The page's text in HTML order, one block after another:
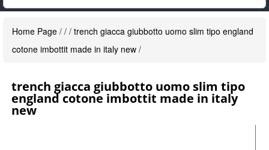
Home Page / / / trench giacca giubbotto uomo slim tipo england
cotone imbottit made in italy new /
trench giacca giubbotto uomo slim tipo
england cotone imbottit made in italy
new